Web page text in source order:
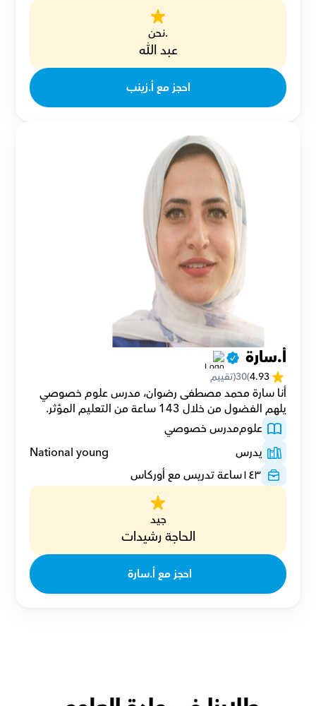
.نحن
عبد الله
احجز مع أ.زينب
أ.سارة
4.93
(
30(تقييم
يلهم الفضول من خلال 143 ساعة من التعليم المؤثر.
علوممدرس خصوصي
يدرس
National young
١٤٣ساعة تدريس مع أوركاس
جيد
الحاجة رشيدات
احجز مع أ.سارة